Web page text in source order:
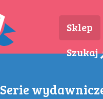
Sklep
Szukaj
Serie